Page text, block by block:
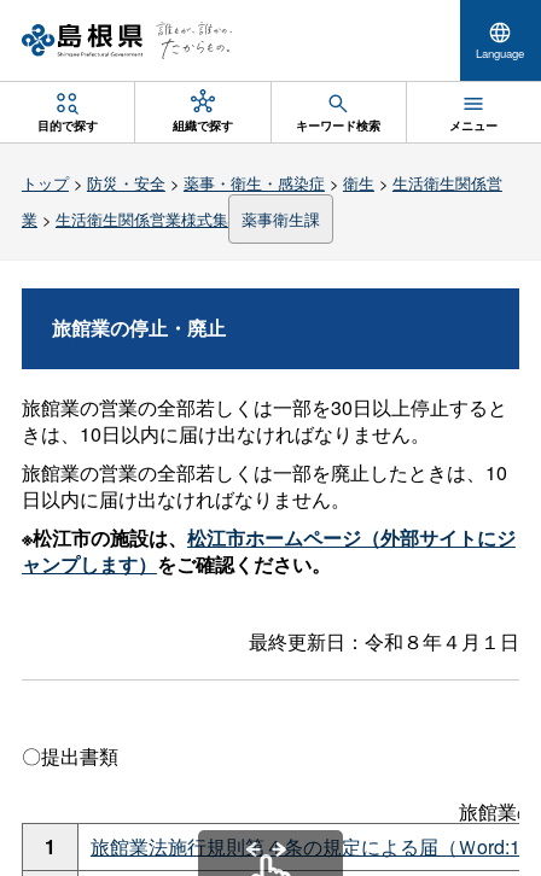
Language
目的で探す 組織で探す キーワード検索 メニュー
トップ> 防災・安全> 薬事・衛生・感染症 > 衛生 > 生活衛生関係営
業> 生活衛生関係営業様式集 薬事衛生課
旅館業の停止・廃止
旅館業の営業の全部若しくは一部を30日以上停止すると
きは、10日以内に届け出なければなりません。
旅館業の営業の全部若しくは一部を廃止したときは、10
日以内に届け出なければなりません。
※松江市の施設は、 松江市ホームページ（外部サイトにジ
ャンプします） をご確認ください。
最終更新日：令和８年４月１日
〇提出書類
旅館業
1
旅館業法施行規則第４条の規定による届（Ｗ